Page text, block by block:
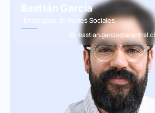
Bastián García
Encargado de Redes Sociales
bastian.garcia@ucentral.cl